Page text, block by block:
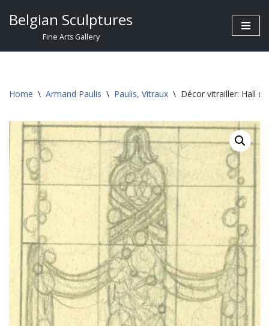
Belgian Sculptures
Fine Arts Gallery
Home \ Armand Paulis \ Paulis, Vitraux \ Décor vitrailler: Hall